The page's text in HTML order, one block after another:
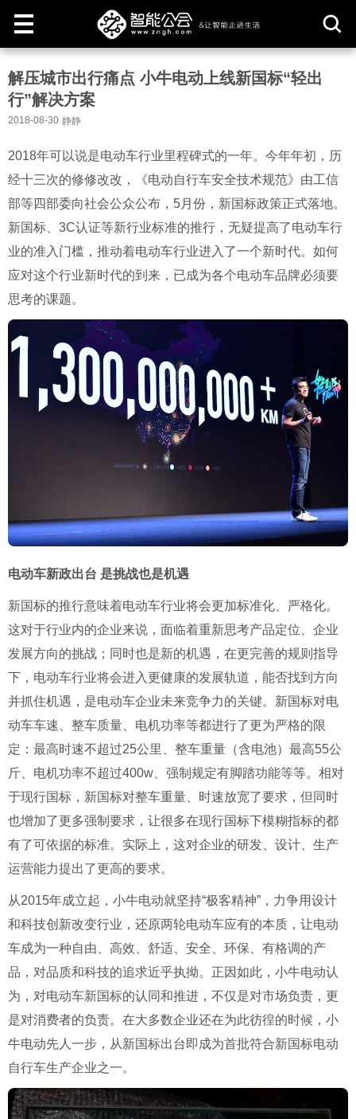
解压城市出行痛点 小牛电动上线新国标“轻出
行”解决方案
2018-08-30 静静
2018年可以说是电动车行业里程碑式的一年。今年年初，历
经十三次的修修改改，《电动自行车安全技术规范》由工信
部等四部委向社会公众公布， 5月份，新国标政策正式落地。
新国标、 3C认证等新行业标准的推行，无疑提高了电动车行
业的准入门槛，推动着电动车行业进入了一个新时代。如何
应对这个行业新时代的到来，已成为各个电动车品牌必须要
思考的课题。
电动车新政出台 是挑战也是机遇
新国标的推行意味着电动车行业将会更加标准化、严格化。
这对于行业内的企业来说，面临着重新思考产品定位、企业
发展方向的挑战；同时也是新的机遇，在更完善的规则指导
下，电动车行业将会进入更健康的发展轨道，能否找到方向
并抓住机遇，是电动车企业未来竞争力的关键。新国标对电
动车车速、整车质量、电机功率等都进行了更为严格的限
定：最高时速不超过25公里、整车重量（含电池）最高55公
斤、电机功率不超过400w 、强制规定有脚踏功能等等。相对
于现行国标，新国标对整车重量、时速放宽了要求，但同时
也增加了更多强制要求，让很多在现行国标下模糊指标的都
有了可依据的标准。实际上，这对企业的研发、设计、生产
运营能力提出了更高的要求。
从2015年成立起，小牛电动就坚持“极客精神” ，力争用设计
和科技创新改变行业，还原两轮电动车应有的本质，让电动
车成为一种自由、高效、舒适、安全、环保、有格调的产
品，对品质和科技的追求近乎执拗。正因如此，小牛电动认
为，对电动车新国标的认同和推进，不仅是对市场负责，更
是对消费者的负责。在大多数企业还在为此彷徨的时候，小
牛电动先人一步，从新国标出台即成为首批符合新国标电动
自行车生产企业之一。